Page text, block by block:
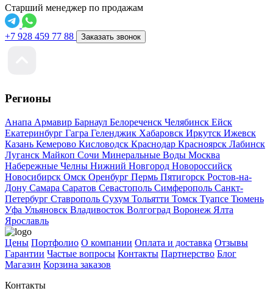
Старший менеджер по продажам
+7 928 459 77 88 Заказать звонок
Регионы
Анапа Армавир Барнаул Белореченск Челябинск Ейск
Екатеринбург Гагра Геленджик Хабаровск Иркутск Ижевск
Казань Кемерово Кисловодск Краснодар Красноярск Лабинск
Луганск Майкоп Сочи Минеральные Воды Москва
Набережные Челны Нижний Новгород Новороссийск
Новосибирск Омск Оренбург Пермь Пятигорск Ростов-на-
Дону Самара Саратов Севастополь Симферополь Санкт-
Петербург Ставрополь Сухум Тольятти Томск Туапсе Тюмень
Уфа Ульяновск Владивосток Волгоград Воронеж Ялта
Ярославль
Цены Портфолио О компании Оплата и доставка Отзывы
Гарантии Частые вопросы Контакты Партнерство Блог
Магазин Корзина заказов
Контакты